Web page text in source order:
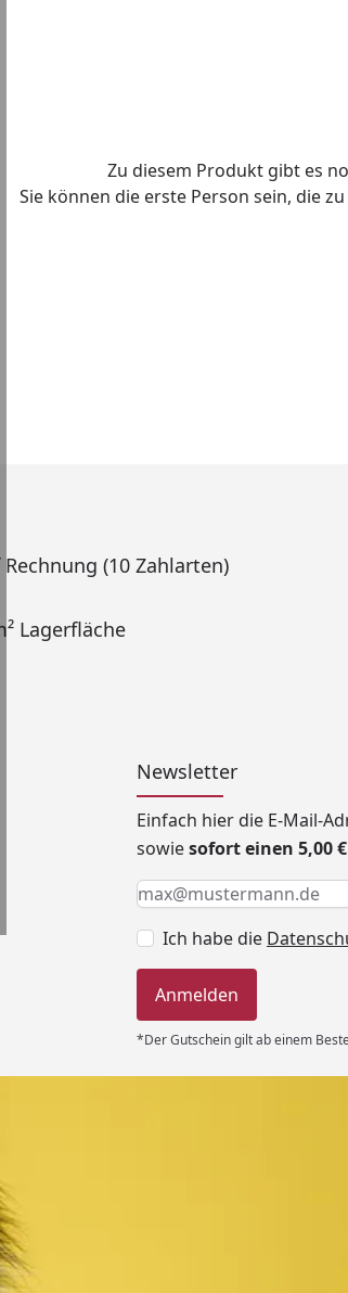
Zu diesem Produkt gibt es
Sie können die erste Person sein, die
(10 Zahlarten)
Lagerfläche
Newsletter
Einfach hier die E-Mail-
sowiesofort einen 5,00
Keine Eingabe
Eingabe erforderlich
E-Mail *
Ich habe die
Anmelden
*Der Gutschein gilt ab einem